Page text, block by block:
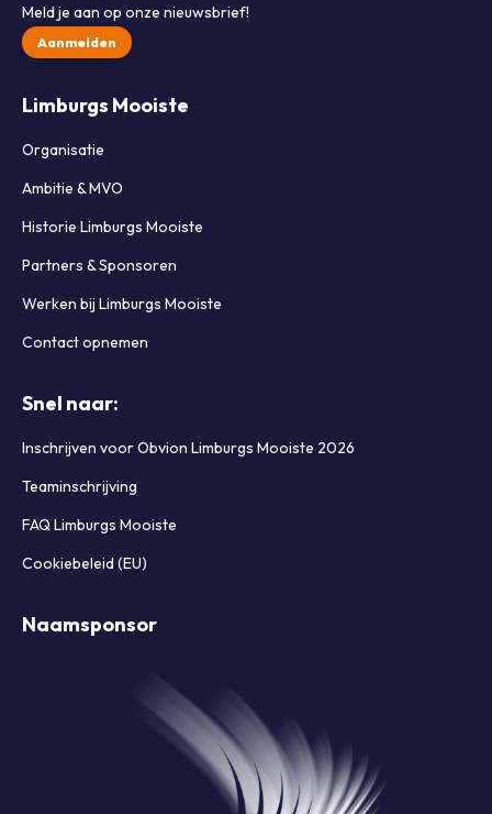
Meld je aan op onze nieuwsbrief!
Aanmelden
Limburgs Mooiste
Organisatie
Ambitie & MVO
Historie Limburgs Mooiste
Partners & Sponsoren
Werken bij Limburgs Mooiste
Contact opnemen
Snel naar:
Inschrijven voor Obvion Limburgs Mooiste 2026
Teaminschrijving
FAQ Limburgs Mooiste
Cookiebeleid (EU)
Naamsponsor